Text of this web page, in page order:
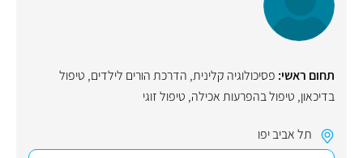
תחום ראשי: פסיכולוגיה קלינית, הדרכת הורים לילדים, טיפול
בדיכאון, טיפול בהפרעות אכילה, טיפול זוגי
תל אביב יפו